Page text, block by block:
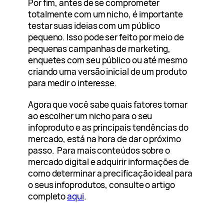
Por fim, antes de se comprometer
totalmente com um nicho, é importante
testar suas ideias com um público
pequeno. Isso pode ser feito por meio de
pequenas campanhas de marketing,
enquetes com seu público ou até mesmo
criando uma versão inicial de um produto
para medir o interesse.
Agora que você sabe quais fatores tomar
ao escolher um nicho para o seu
infoproduto e as principais tendências do
mercado, está na hora de dar o próximo
passo. Para mais conteúdos sobre o
mercado digital e adquirir informações de
como determinar a precificação ideal para
o seus infoprodutos, consulte o artigo
completoaqui.